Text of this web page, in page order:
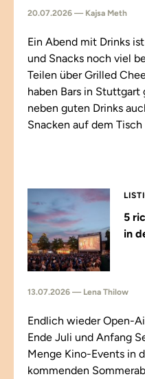
20.07.2026 — Kajsa Meth
Ein Abend mit Drinks
und Snacks noch viel
Teilen über Grilled
haben Bars in
neben guten Drinks
Snacken auf dem
5
in
13.07.2026 — Lena Thilow
Endlich wieder Open-
Ende Juli und Anfang
Menge Kino-Events in
kommenden